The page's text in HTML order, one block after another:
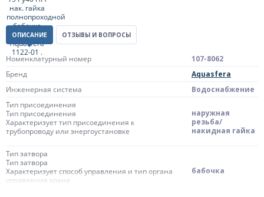
ОПИСАНИЕ ОТЗЫВЫ И ВОПРОСЫ
Номенклатурный номер
107-8062
Бренд
Aquasfera
Инженерная система
Водоснабжение
Тип присоединения
Тип присоединения
Характеризует тип присоединения к
трубопроводу или энергоустановке
наружная
резьба/
накидная гайка
Тип затвора
Тип затвора
Характеризует способ управления и тип органа
управления крана
бабочка